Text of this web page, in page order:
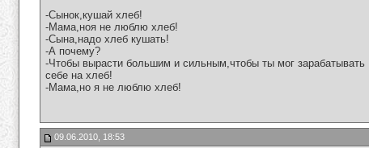
-Сынок,кушай хлеб!
-Мама,ноя не люблю хлеб!
-Сына,надо хлеб кушать!
-А почему?
-Чтобы вырасти большим и сильным,чтобы ты мог зарабатывать
себе на хлеб!
-Мама,но я не люблю хлеб!
09.06.2010, 18:53